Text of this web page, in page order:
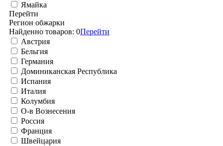
Ямайка
Перейти
Регион обжарки
Найденно товаров: 0Перейти
Австрия
Бельгия
Германия
Доминиканская Республика
Испания
Италия
Колумбия
О-в Вознесения
Россия
Франция
Швейцария